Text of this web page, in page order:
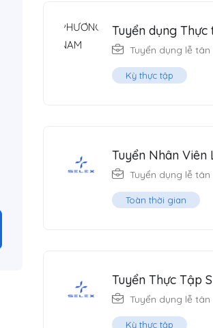
Tuyển dụng
Tuyển dụng lễ tân
Kỳ thực tập
Tuyển Nhân Viên
Tuyển dụng lễ tân
Toàn thời gian
Tuyển Thực Tập
Tuyển dụng lễ tân
Kỳ thực tập